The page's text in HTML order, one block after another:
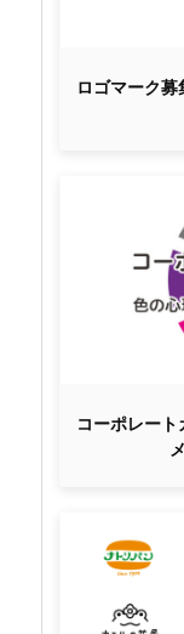
ロゴマーク
コーポレー